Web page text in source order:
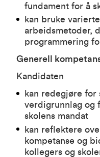
fundament for å
kan bruke
arbeidsmetoder,
programmering
Generell
Kandidaten
kan redegjøre for
verdigrunnlag og
skolens mandat
kan reflektere
kompetanse og
kollegers og